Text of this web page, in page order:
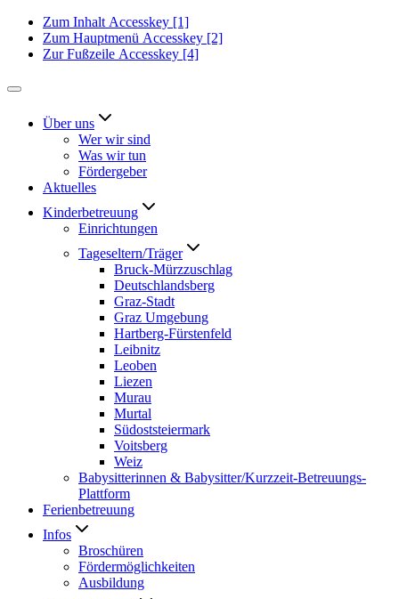
Zum Inhalt Accesskey [1]
Zum Hauptmenü Accesskey [2]
Zur Fußzeile Accesskey [4]
Über uns
Wer wir sind
Was wir tun
Fördergeber
Aktuelles
Kinderbetreuung
Einrichtungen
Tageseltern/Träger
Bruck-Mürzzuschlag
Deutschlandsberg
Graz-Stadt
Graz Umgebung
Hartberg-Fürstenfeld
Leibnitz
Leoben
Liezen
Murau
Murtal
Südoststeiermark
Voitsberg
Weiz
Babysitterinnen & Babysitter/Kurzzeit-Betreuungs-
Plattform
Ferienbetreuung
Infos
Broschüren
Fördermöglichkeiten
Ausbildung